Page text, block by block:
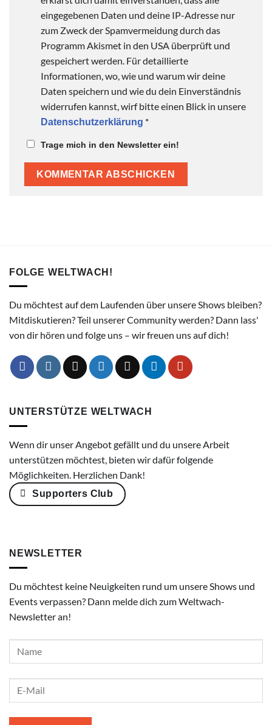
eingegebenen Daten und deine IP-Adresse nur
zum Zweck der Spamvermeidung durch das
Programm Akismet in den USA überprüft und
gespeichert werden. Für detaillierte
Informationen, wo, wie und warum wir deine
Daten speichern und wie du dein Einverständnis
widerrufen kannst, wirf bitte einen Blick in unsere
Datenschutzerklärung *
Trage mich in den Newsletter ein!
FOLGE WELTWACH!
Du möchtest auf dem Laufenden über unsere Shows bleiben?
Mitdiskutieren? Teil unserer Community werden? Dann lass'
von dir hören und folge uns – wir freuen uns auf dich!
UNTERSTÜTZE WELTWACH
Wenn dir unser Angebot gefällt und du unsere Arbeit
unterstützen möchtest, bieten wir dafür folgende
Möglichkeiten. Herzlichen Dank!
Supporters Club
NEWSLETTER
Du möchtest keine Neuigkeiten rund um unsere Shows und
Events verpassen? Dann melde dich zum Weltwach-
Newsletter an!